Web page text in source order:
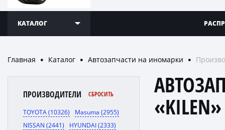
КАТАЛОГ
Главная ● Каталог ● Автозапчасти на иномарки ●
ПРОИЗВОДИТЕЛИ СБРОСИТЬ
TOYOTA (10326)
Masuma (2955)
NISSAN (2441)
HYUNDAI (2333)
«KILEN»